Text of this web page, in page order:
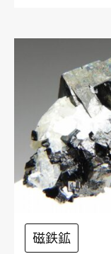
磁鉄鉱